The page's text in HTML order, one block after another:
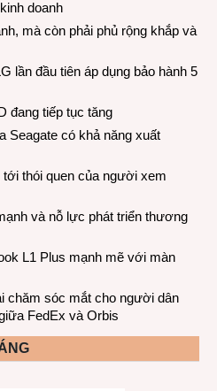
doanh
mà còn phải phủ rộng khắp và
lần đầu tiên áp dụng bảo hành 5
đang tiếp tục tăng
Seagate có khả năng xuất
thói quen của người xem
và nỗ lực phát triển thương
L1 Plus mạnh mẽ với màn
chăm sóc mắt cho người dân
FedEx và Orbis